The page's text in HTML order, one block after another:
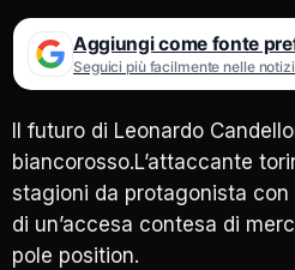
Aggiungi come fonte
Seguici più facilmente nelle
Il futuro di Leonardo
biancorosso.L’attaccante
stagioni da protagonista
di un’accesa contesa di
pole position.